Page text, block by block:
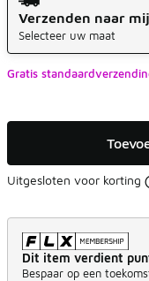
Verzenden naar mij
Selecteer uw maat
Gratis
Uitgesloten voor korting
Dit item verdient
Bespaar op een